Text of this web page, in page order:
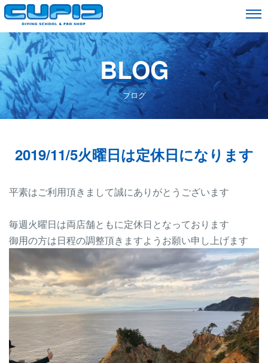
BLOG
ブログ
2019/11/5火曜日は定休日になります
平素はご利用頂きまして誠にありがとうございます
毎週火曜日は両店舗ともに定休日となっております
御用の方は日程の調整頂きますようお願い申し上げます